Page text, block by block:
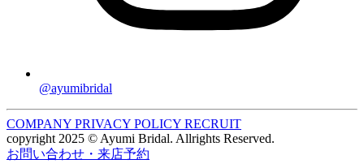
@ayumibridal
COMPANY PRIVACY POLICY RECRUIT
copyright 2025 © Ayumi Bridal. Allrights Reserved.
お問い合わせ・来店予約